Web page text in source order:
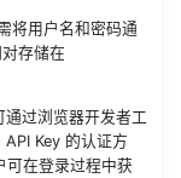
数据源
Hive 数据源
将用户名和密码通
存储在
过浏览器开发者工
Key 的认证方
可在登录过程中获